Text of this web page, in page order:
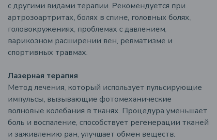
с другими видами терапии. Рекомендуется при
артрозоартритах, болях в спине, головных болях,
головокружениях, проблемах с давлением,
варикозном расширении вен, ревматизме и
спортивных травмах.
Лазерная терапия
Метод лечения, который использует пульсирующие
импульсы, вызывающие фотомеханические
волновые колебания в тканях. Процедура уменьшает
боль и воспаление, способствует регенерации тканей
и заживлению ран, улучшает обмен веществ.